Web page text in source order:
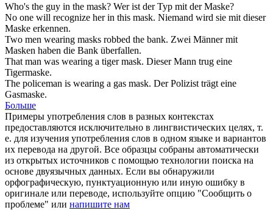
Who's the guy in the mask? Wer ist der Typ mit derMaske?
No one will recognize her in this mask. Niemand wird sie mit dieser
Maske erkennen.
Two men wearing masks robbed the bank. Zwei Männer mit
Masken haben die Bank überfallen.
That man was wearing a tigermask. Dieser Mann trug eine
Tigermaske.
The policeman is wearing a gas mask. Der Polizist trägt eine
Gasmaske.
Больше
Примеры употребления слов в разных контекстах
предоставляются исключительно в лингвистических целях, т.
е. для изучения употребления слов в одном языке и вариантов
их перевода на другой. Все образцы собраны автоматически
из открытых источников с помощью технологии поиска на
основе двуязычных данных. Если вы обнаружили
орфографическую, пунктуационную или иную ошибку в
оригинале или переводе, используйте опцию "Сообщить о
проблеме" или напишите нам